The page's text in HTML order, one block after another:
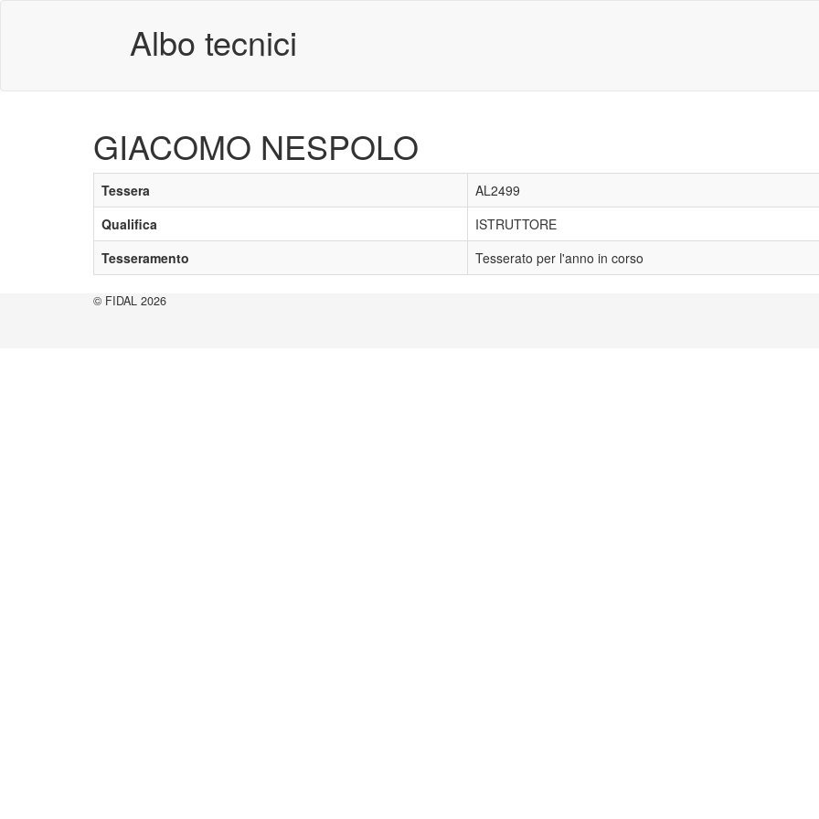
Albo tecnici
GIACOMO NESPOLO
Tessera
AL2499
Qualifica
ISTRUTTORE
Tesseramento
Tesserato per l'anno in corso
© FIDAL 2026